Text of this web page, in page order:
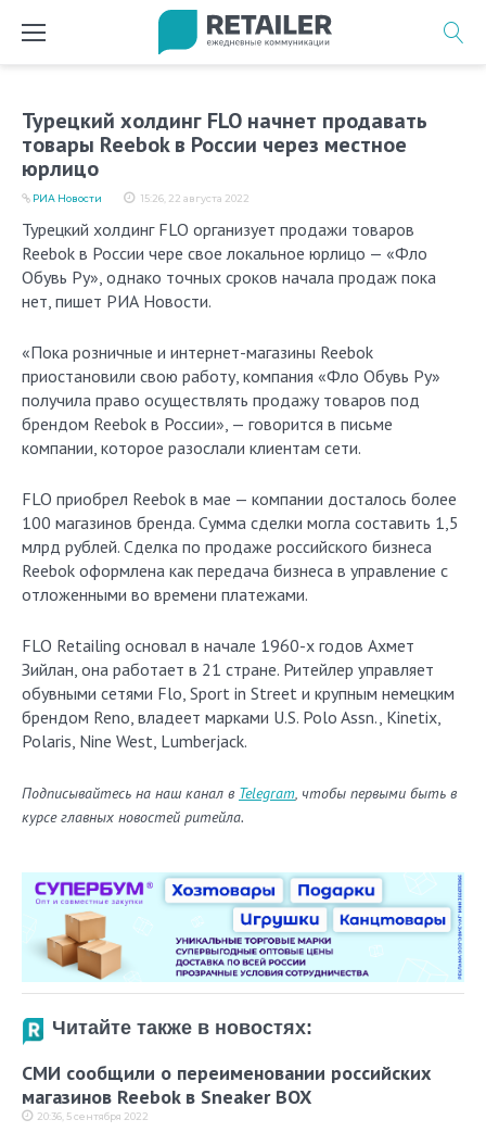
Турецкий холдинг FLO начнет продавать
товары Reebok в России через местное
юрлицо
15:26, 22 августа 2022
РИА Новости
Турецкий холдинг FLO организует продажи товаров
Reebok в России чере свое локальное юрлицо — «Фло
Обувь Ру», однако точных сроков начала продаж пока
нет, пишет РИА Новости.
«Пока розничные и интернет-магазины Reebok
приостановили свою работу, компания «Фло Обувь Ру»
получила право осуществлять продажу товаров под
брендом Reebok в России», — говорится в письме
компании, которое разослали клиентам сети.
FLO приобрел Reebok в мае — компании досталось более
100 магазинов бренда. Сумма сделки могла составить 1,5
млрд рублей. Сделка по продаже российского бизнеса
Reebok оформлена как передача бизнеса в управление с
отложенными во времени платежами.
FLO Retailing основал в начале 1960-х годов Ахмет
Зийлан, она работает в 21 стране. Ритейлер управляет
обувными сетями Flo, Sport in Street и крупным немецким
брендом Reno, владеет марками U.S. Polo Assn., Kinetix,
Polaris, Nine West, Lumberjack.
Подписывайтесь на наш канал в Telegram, чтобы первыми быть в
курсе главных новостей ритейла.
Читайте также в новостях:
СМИ сообщили о переименовании российских
магазинов Reebok в Sneaker BOX
20:36, 5 сентября 2022